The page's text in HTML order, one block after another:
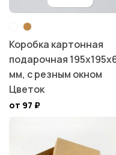
Коробка картонная
подарочная
мм, с резным окном
Цветок
от 97 ₽